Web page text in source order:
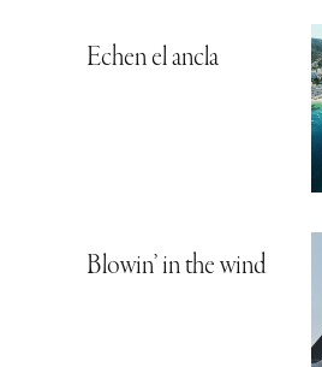
Echen el ancla
Blowin’ in the wind